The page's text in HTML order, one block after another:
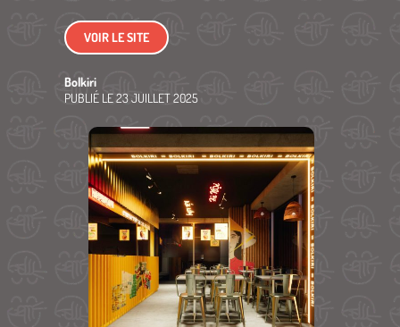
VOIR LE SITE
Bolkiri
PUBLIÉ LE23 JUILLET 2025